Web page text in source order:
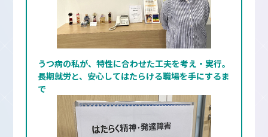
うつ病の私が、特性に合わせた工夫を考え・実行。
長期就労と、安心してはたらける職場を手にするま
で